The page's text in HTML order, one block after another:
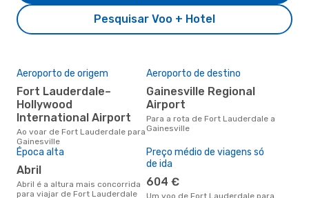
Pesquisar Voo + Hotel
Aeroporto de origem
Fort Lauderdale–
Hollywood
International Airport
Ao voar de Fort Lauderdale para
Gainesville
Aeroporto de destino
Gainesville Regional
Airport
Para a rota de Fort Lauderdale a
Gainesville
Época alta
abril
abril é a altura mais concorrida
para viajar de Fort Lauderdale
Preço médio de viagens só
de ida
604 €
Um voo de Fort Lauderdale para